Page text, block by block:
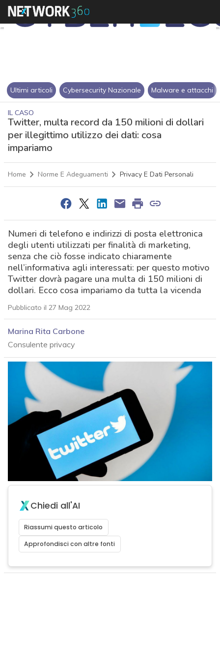
Ultimi articoli Cybersecurity Nazionale Malware e attacchi
IL CASO
Twitter, multa record da 150 milioni di dollari
per illegittimo utilizzo dei dati: cosa
impariamo
Home Norme E Adeguamenti Privacy E Dati Personali
Numeri di telefono e indirizzi di posta elettronica
degli utenti utilizzati per finalità di marketing,
senza che ciò fosse indicato chiaramente
nell’informativa agli interessati: per questo motivo
Twitter dovrà pagare una multa di 150 milioni di
dollari. Ecco cosa impariamo da tutta la vicenda
Pubblicato il 27 Mag 2022
Marina Rita Carbone
Consulente privacy
Chiedi all'AI
Riassumi questo articolo
Approfondisci con altre fonti